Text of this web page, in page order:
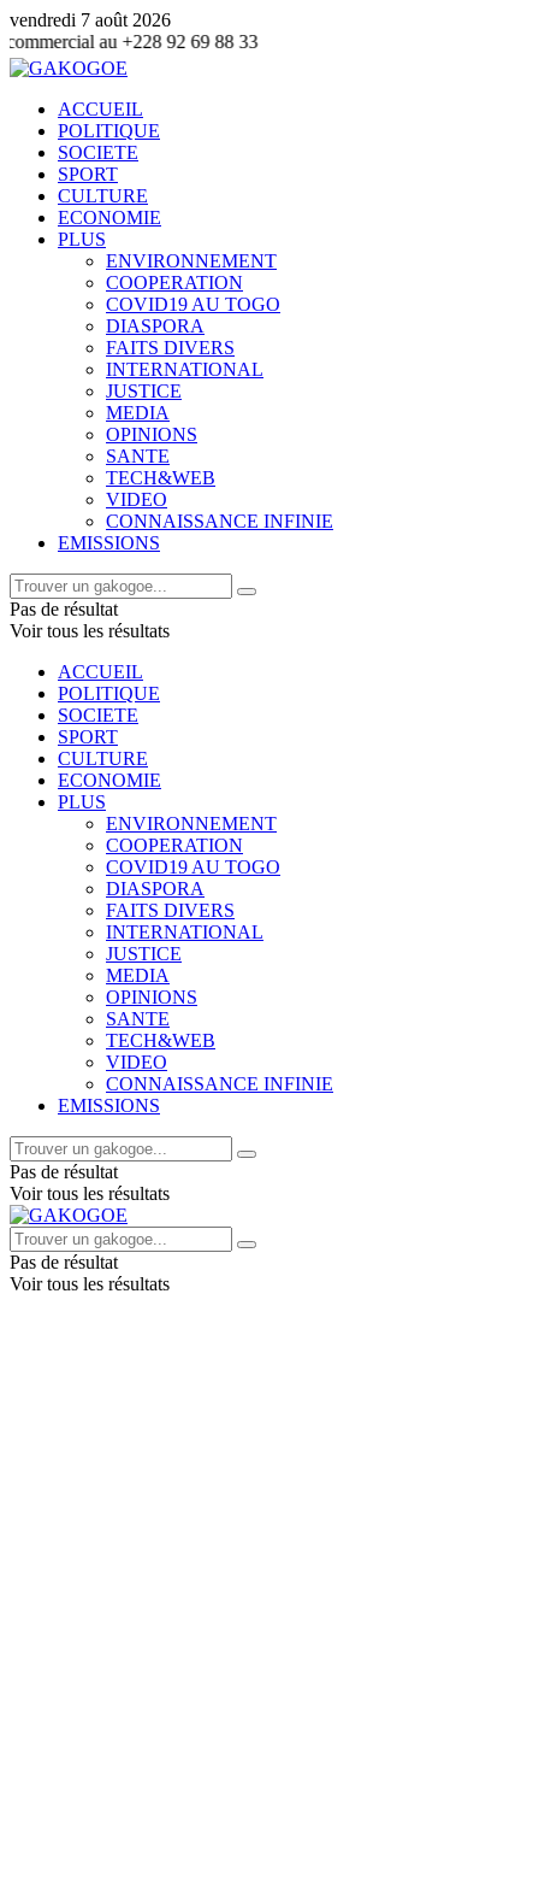
vendredi 7 août 2026
92 69 88 33
ACCUEIL
POLITIQUE
SOCIETE
SPORT
CULTURE
ECONOMIE
PLUS
ENVIRONNEMENT
COOPERATION
COVID19 AU TOGO
DIASPORA
FAITS DIVERS
INTERNATIONAL
JUSTICE
MEDIA
OPINIONS
SANTE
TECH&WEB
VIDEO
CONNAISSANCE INFINIE
EMISSIONS
Pas de résultat
Voir tous les résultats
ACCUEIL
POLITIQUE
SOCIETE
SPORT
CULTURE
ECONOMIE
PLUS
ENVIRONNEMENT
COOPERATION
COVID19 AU TOGO
DIASPORA
FAITS DIVERS
INTERNATIONAL
JUSTICE
MEDIA
OPINIONS
SANTE
TECH&WEB
VIDEO
CONNAISSANCE INFINIE
EMISSIONS
Pas de résultat
Voir tous les résultats
Pas de résultat
Voir tous les résultats